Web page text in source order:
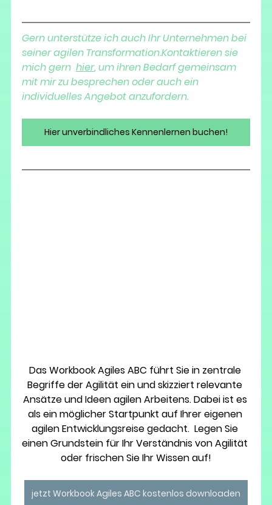
Gern unterstütze ich auch Ihr Unternehmen bei
seiner agilen Transformation.Kontaktieren sie
mich gern hier, um ihren Bedarf gemeinsam
mit mir zu besprechen oder auch ein
individuelles Angebot anzufordern.
Hier unverbindliches Kennenlernen buchen!
Das Workbook Agiles ABC führt Sie in zentrale
Begriffe der Agilität ein und skizziert relevante
Ansätze und Ideen agilen Arbeitens. Dabei ist es
als ein möglicher Startpunkt auf Ihrer eigenen
agilen Entwicklungsreise gedacht.  Legen Sie
einen Grundstein für Ihr Verständnis von Agilität
oder frischen Sie Ihr Wissen auf!
jetzt Workbook Agiles ABC kostenlos downloaden